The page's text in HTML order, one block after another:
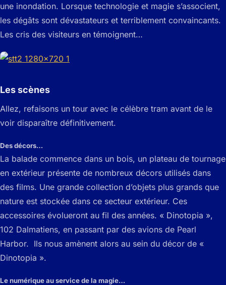
une inondation. Lorsque technologie et magie s’associent,
les dégâts sont dévastateurs et terriblement convaincants.
Les cris des visiteurs en témoignent…
Les scènes
Allez, refaisons un tour avec le célèbre tram avant de le
voir disparaître définitivement.
Des décors…
La balade commence dans un bois, un plateau de tournage
en extérieur présente de nombreux décors utilisés dans
des films. Une grande collection d’objets plus grands que
nature est stockée dans ce secteur extérieur. Ces
accessoires évolueront au fil des années. « Dinotopia »,
102 Dalmatiens, en passant par des avions de Pearl
Harbor. Ils nous amènent alors au sein du décor de «
Dinotopia ».
Le numérique au service de la magie…